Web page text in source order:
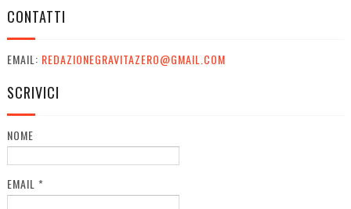
CONTATTI
EMAIL: REDAZIONEGRAVITAZERO@GMAIL.COM
SCRIVICI
NOME
EMAIL *